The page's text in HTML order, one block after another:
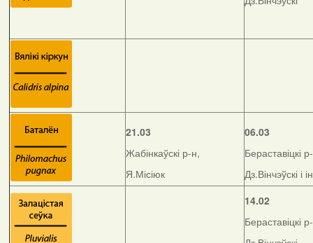
21.03
Жабінкаўскі р-н,
Я.Місіюк
06.03
Бераставіцкі
Дз.Вінчэўскі і
14.02
Бераставіцкі